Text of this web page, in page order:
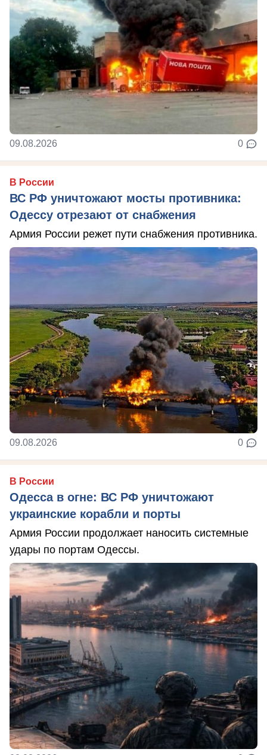
09.08.2026 0
В России
ВС РФ уничтожают мосты противника:
Одессу отрезают от снабжения
Армия России режет пути снабжения противника.
09.08.2026 0
В России
Одесса в огне: ВС РФ уничтожают
украинские корабли и порты
Армия России продолжает наносить системные
удары по портам Одессы.